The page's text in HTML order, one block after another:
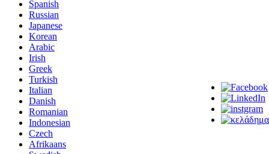
Spanish
Russian
Japanese
Korean
Arabic
Irish
Greek
Turkish
Italian
Danish
Romanian
Indonesian
Czech
Afrikaans